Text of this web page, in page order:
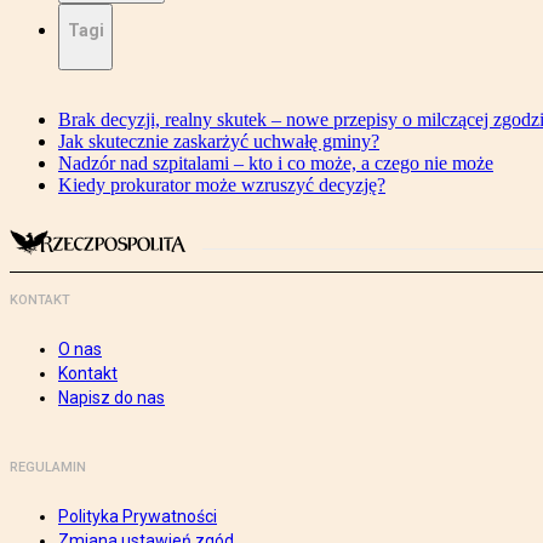
Tagi
Brak decyzji, realny skutek – nowe przepisy o milczącej
Jak skutecznie zaskarżyć uchwałę gminy?
Nadzór nad szpitalami – kto i co może, a czego nie może
Kiedy prokurator może wzruszyć decyzję?
KONTAKT
O nas
Kontakt
Napisz do nas
REGULAMIN
Polityka Prywatności